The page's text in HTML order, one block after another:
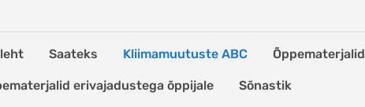
Saateks Kliimamuutuste ABC Õppematerjalid
erivajadustega õppijale Sõnastik